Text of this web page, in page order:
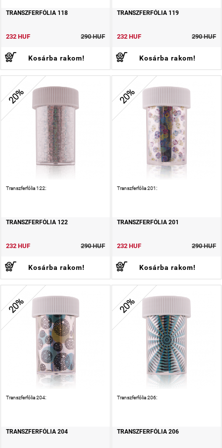
TRANSZFERFÓLIA 118
232 HUF 290 HUF
Kosárba rakom!
TRANSZFERFÓLIA 119
232 HUF 290 HUF
Kosárba rakom!
20%
Transzferfólia 122:
TRANSZFERFÓLIA 122
232 HUF 290 HUF
Kosárba rakom!
20%
Transzferfólia 201:
TRANSZFERFÓLIA 201
232 HUF 290 HUF
Kosárba rakom!
20%
Transzferfólia 204:
TRANSZFERFÓLIA 204
20%
Transzferfólia 206:
TRANSZFERFÓLIA 206